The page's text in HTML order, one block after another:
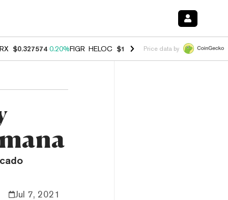
$0.327574 0.20%FIGR_HELOC $1.023 -1.20%HYPE $54.30 -
Price data by
Jul 7, 2021